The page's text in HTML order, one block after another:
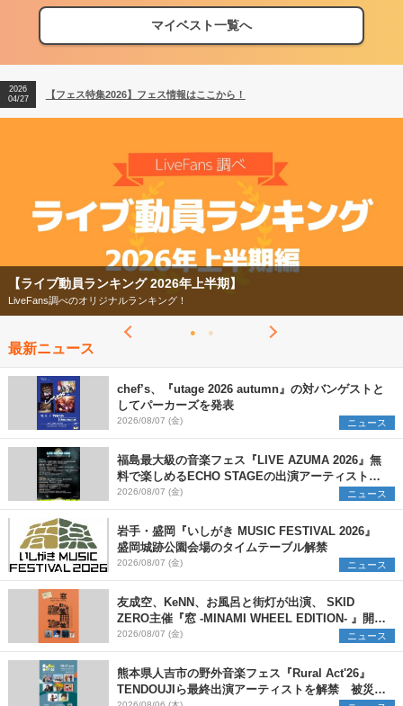
マイベスト一覧へ
【フェス特集2026】フェス情報はここから！
【ライブ動員ランキング】2026年上半期編発表！
2026
04/27
【フェス特集2026】フェス情報はここから！
2026
【フェス特集2026】
今年もフェスの季節がやってきた！
最新ニュース
chef’s、『utage 2026 autumn』の対バンゲストと
してパーカーズを発表
2026/08/07 (金) ニュース
福島最大級の音楽フェス『LIVE AZUMA 2026』無
料で楽しめるECHO STAGEの出演アーティストを
発表
2026/08/07 (金) ニュース
岩手・盛岡『いしがき MUSIC FESTIVAL 2026』
盛岡城跡公園会場のタイムテーブル解禁
2026/08/07 (金) ニュース
友成空、KeNN、お風呂と街灯が出演、 SKID
ZERO主催『窓 -MINAMI WHEEL EDITION- 』開催
決定
2026/08/07 (金) ニュース
熊本県人吉市の野外音楽フェス『Rural Act'26』
TENDOUJIら最終出演アーティストを解禁 被災地